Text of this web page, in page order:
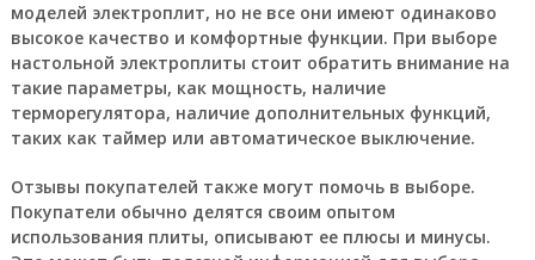
моделей электроплит, но не все они имеют одинаково
высокое качество и комфортные функции. При выборе
настольной электроплиты стоит обратить внимание на
такие параметры, как мощность, наличие
терморегулятора, наличие дополнительных функций,
таких как таймер или автоматическое выключение.
Отзывы покупателей также могут помочь в выборе.
Покупатели обычно делятся своим опытом
использования плиты, описывают ее плюсы и минусы.